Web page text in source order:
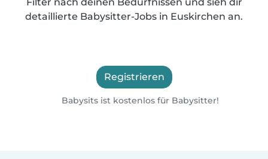
detaillierte Babysitter-Jobs in Euskirchen an.
Registrieren
Babysits ist kostenlos für Babysitter!